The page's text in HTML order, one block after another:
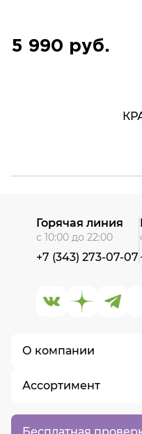
5 990 руб.
Бесплатная
О компании
О нас
Контакты
Ассортимент
Горячая линия
с 10:00 до 22:00
+7 (343) 273-07-07